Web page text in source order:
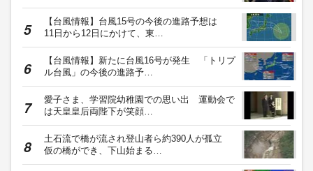
【台風情報】台風15号の今後の進路予想は
11日から12日にかけて、東…
【台風情報】新たに台風16号が発生 「トリプ
ル台風」の今後の進路予…
愛子さま、学習院幼稚園での思い出 運動会で
は天皇皇后両陛下が笑顔…
土石流で橋が流され登山者ら約390人が孤立
仮の橋ができ、下山始まる…